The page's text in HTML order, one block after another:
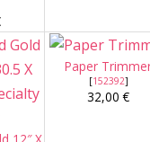
Paper
[152392]
32,00 €